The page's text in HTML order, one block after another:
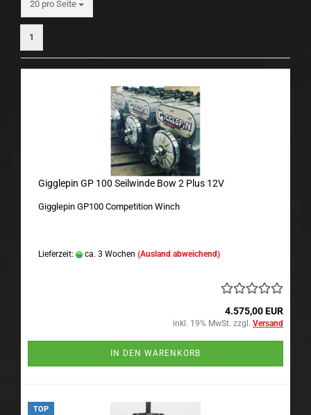
20 pro Seite
pro Seite
1
Gigglepin GP 100 Seilwinde Bow 2 Plus 12V
Gigglepin GP100 Competition Winch
Lieferzeit: ca. 3 Wochen (Ausland abweichend)
4.575,00 EUR
inkl. 19% MwSt. zzgl. Versand
IN DEN WARENKORB
TOP